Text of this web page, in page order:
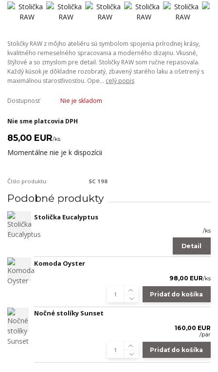
Stoličky RAW z môjho ateliéru sú symbolom spojenia prírodnej krásy,
kvalitného remeselného spracovania a moderného dizajnu. Vkusné,
štýlové a so zmyslom pre detail. Stoličky RAW som ručne repasovala.
Každý kúsok je dôkladne rozobratý, zbavený starého laku a ošetrený s
maximálnou starostlivosťou. Ope... celý popis
Dostupnosť Nie je skladom
Nie sme platcovia DPH
85,00 EUR/ks
Momentálne nie je k dispozícii
Číslo produktu: SC 198
Podobné produkty
Stolička Eucalyptus
/ks
Detail
Komoda Oyster
98,00 EUR/ks
Pridať do košíka
Nočné stolíky Sunset
160,00 EUR
/pár
Pridať do košíka